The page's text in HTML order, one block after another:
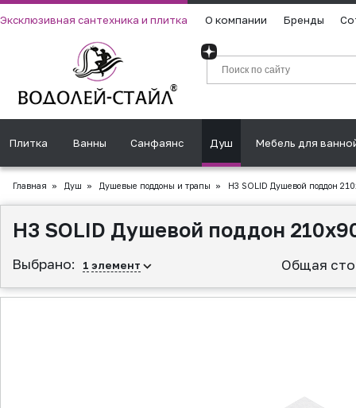
Эксклюзивная сантехника и плитка О компании Бренды
Плитка Ванны Санфаянс Душ Мебель для
Главная » Душ » Душевые поддоны и трапы » H3 SOLID Душевой поддон
H3 SOLID Душевой поддон
Выбрано: 1 элемент Общая